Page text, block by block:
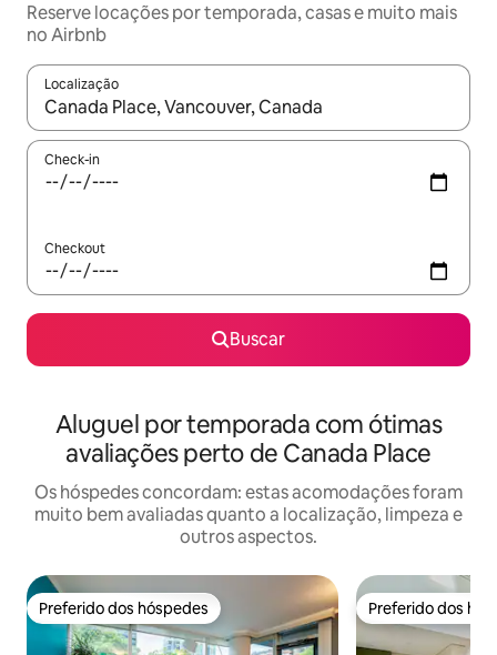
Reserve locações por temporada, casas e muito mais
no Airbnb
Localização
Quando os resultados estiverem disponíveis, explore-os
Check-in
Checkout
Buscar
Aluguel por temporada com ótimas
avaliações perto de Canada Place
Os hóspedes concordam: estas acomodações foram
muito bem avaliadas quanto a localização, limpeza e
outros aspectos.
Preferido dos hóspedes
Preferido dos hóspedes Preferido dos
Preferido dos